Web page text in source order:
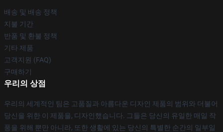
배송 및 배송 정책
지불 기간
반품 및 환불 정책
기타 제품
고객지원 (FAQ)
구매하기
우리의 상점
우리의 세계적인 팀은 고품질과 아름다운 디자인 제품의 범위와 더불어
당신을 위한 이 제품을, 디자인했습니다. 그들은 당신의 유일한 매일 작
풍을 위해 뿐만 아니라, 또한 생활에 있는 당신의 특별한 순간의 일부일